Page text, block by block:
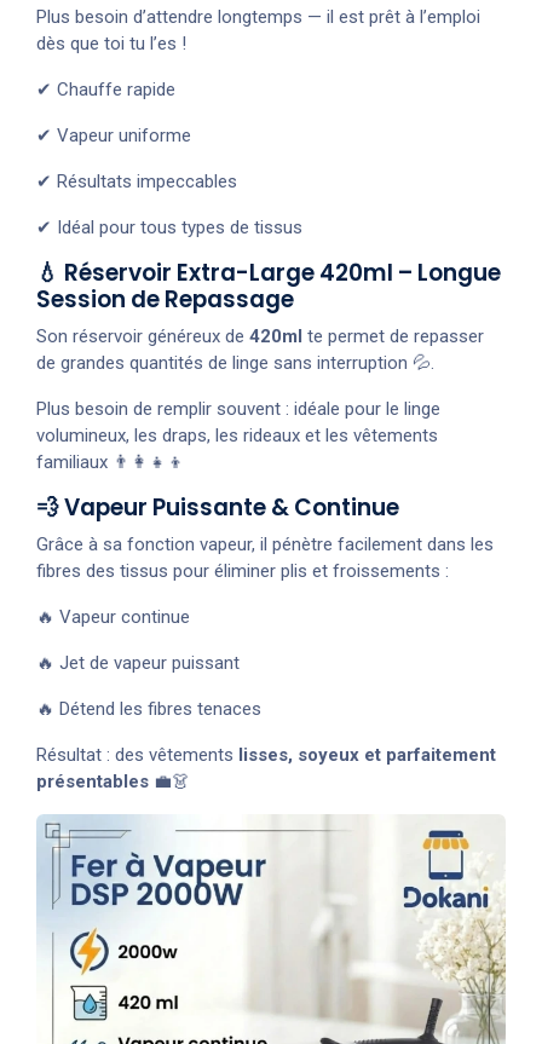
Plus besoin d’attendre longtemps — il est prêt à l’emploi
dès que toi tu l’es !
✔ Chauffe rapide
✔ Vapeur uniforme
✔ Résultats impeccables
✔ Idéal pour tous types de tissus
💧 Réservoir Extra-Large 420ml – Longue
Session de Repassage
Son réservoir généreux de 420ml te permet de repasser
de grandes quantités de linge sans interruption 💦.
Plus besoin de remplir souvent : idéale pour le linge
volumineux, les draps, les rideaux et les vêtements
familiaux 👨‍👩‍👧‍👦
💨 Vapeur Puissante & Continue
Grâce à sa fonction vapeur, il pénètre facilement dans les
fibres des tissus pour éliminer plis et froissements :
🔥 Vapeur continue
🔥 Jet de vapeur puissant
🔥 Détend les fibres tenaces
Résultat : des vêtements lisses, soyeux et parfaitement
présentables 💼👗